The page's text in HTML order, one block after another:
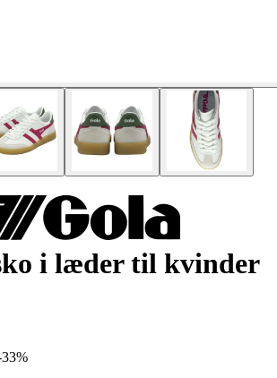
i læder til kvinder